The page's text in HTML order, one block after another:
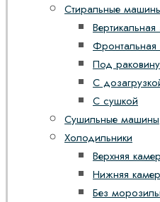
Стиральные
Вертикальная
Фронтальная
Под раковину
С
С сушкой
Сушильные машины
Холодильники
Верхняя
Нижняя
Без